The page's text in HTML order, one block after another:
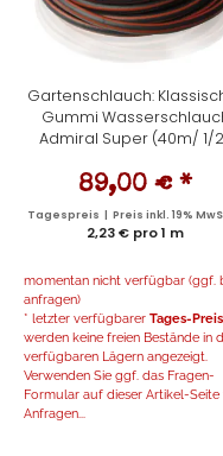
Gartenschlauch:
Gummi
Admiral Super (40m/ 1/
89,00 € *
Tagespreis | Preis inkl. 19%
2,23 € pro 1 m
momentan nicht verfügbar (ggf.
anfragen)
* letzter verfügbarer Tages-Preis
werden keine freien Bestände in
verfügbaren Lägern angezeigt.
Verwenden Sie ggf. das Fragen-
Formular auf dieser Artikel-
Anfragen...